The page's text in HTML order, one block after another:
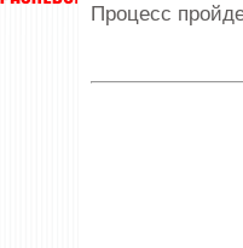
Процесс